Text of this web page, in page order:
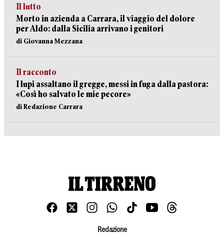
Il lutto
Morto in azienda a Carrara, il viaggio del dolore
per Aldo: dalla Sicilia arrivano i genitori
di Giovanna Mezzana
Il racconto
I lupi assaltano il gregge, messi in fuga dalla pastora:
«Così ho salvato le mie pecore»
di Redazione Carrara
Redazione